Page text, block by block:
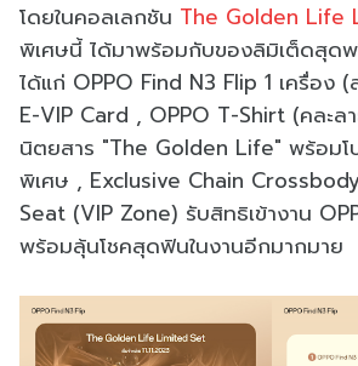
โดยในคอลเลกชัน The Golden Life
พิเศษนี้ ได้มาพร้อมกับของลิมิเต็ดสุด
ได้แก่ OPPO Find N3 Flip 1 เครื่อง
E-VIP Card , OPPO T-Shirt (คละล
นิตยสาร "The Golden Life" พร้อมโ
พิเศษ , Exclusive Chain
Seat (VIP Zone) รับสิทธิเข้างาน
พร้อมลุ้นโชคสุดฟินในงานอีกมากมาย